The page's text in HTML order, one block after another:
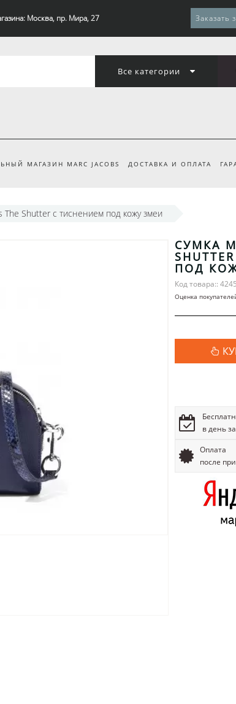
Москва, пр. Мира, 27 Заказать
Все категории
МАГАЗИН MARC JACOBS ДОСТАВКА И ОПЛАТА
The Shutter с тиснением под кожу змеи
СУМКА
ПОД
Код товара::
Оценка
в день
Оплата
после